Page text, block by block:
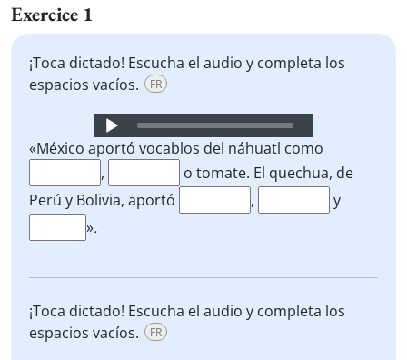
Exercice 1
¡Toca dictado! Escucha el audio y completa los
espacios vacíos.
FR
Audio
Player
«México aportó vocablos del náhuatl como
,
o tomate. El quechua, de
Perú y Bolivia, aportó
,
y
».
¡Toca dictado! Escucha el audio y completa los
espacios vacíos.
FR